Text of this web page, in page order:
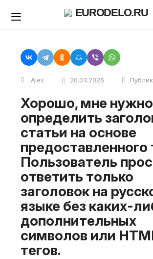
EURODELO.RU
Alex 20.03.2026
Хорошо, мне нужно
определить
статьи на основе
предоставленного
Пользователь
ответить только
заголовок на
языке без каких-
дополнительных
символов или
тегов.